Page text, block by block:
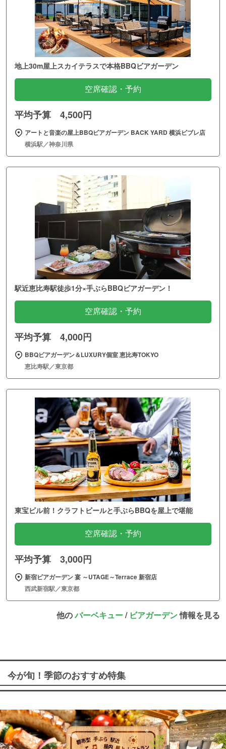
地上30m屋上スカイテラスで本格BBQビアガーデン
空席確認・予約
平均予算 4,500円
アートと音楽の屋上BBQビアガーデン BACK YARD 横浜ビブレ店
横浜駅／神奈川県
駅近恵比寿駅徒歩1分×手ぶらBBQビアガーデン！
空席確認・予約
平均予算 4,000円
BBQビアガーデン＆LUXURY個室 恵比寿TOKYO
恵比寿駅／東京都
東宝ビル前！クラフトビールと手ぶらBBQを屋上で堪能
空席確認・予約
平均予算 3,000円
新宿ビアガーデン 宴 ～UTAGE～Terrace 新宿店
西武新宿駅／東京都
他のバーベキュー/ ビアガーデン情報を見る
今が旬！季節のおすすめ特集